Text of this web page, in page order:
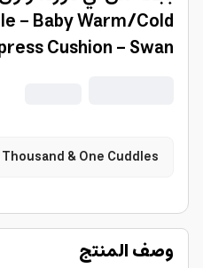
- Baby Warm/Cold
Cushion - Swan
Thousand & One Cuddles
وصف المنتج